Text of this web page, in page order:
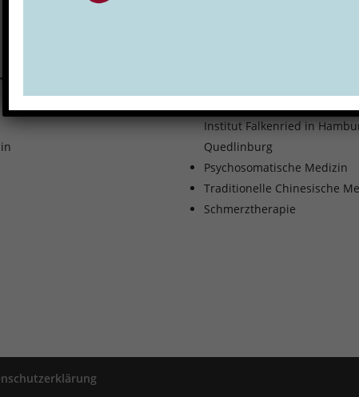
Institut Falkenried in
Quedlinburg
Psychosomatische Medizin
Traditionelle Chinesische
Schmerztherapie